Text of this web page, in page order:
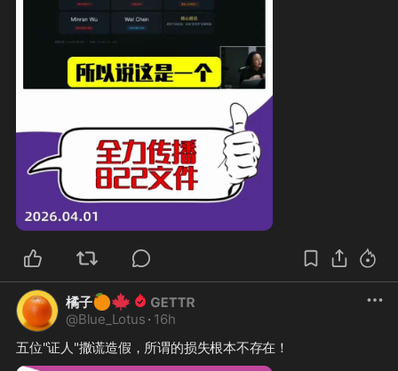
橘子🍊🍁
@Blue_Lotus · 16h
五位"证人"撒谎造假，所谓的损失根本不存在！